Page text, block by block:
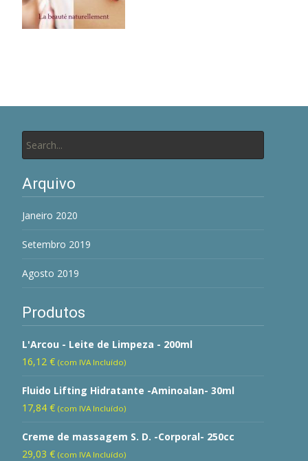
for:
Arquivo
Janeiro 2020
Setembro 2019
Agosto 2019
Produtos
L'Arcou - Leite de Limpeza - 200ml
16,12 € (com IVA Incluído)
Fluido Lifting Hidratante -Aminoalan- 30ml
17,84 € (com IVA Incluído)
Creme de massagem S. D. -Corporal- 250cc
29,03 € (com IVA Incluído)